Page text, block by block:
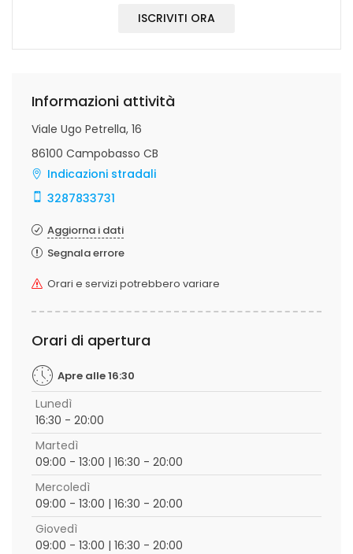
ISCRIVITI ORA
Informazioni attività
Viale Ugo Petrella, 16
86100 Campobasso CB
Indicazioni stradali
3287833731
Aggiorna i dati
Segnala errore
Orari e servizi potrebbero variare
Orari di apertura
Apre alle 16:30
Lunedì
16:30 - 20:00
Martedì
09:00 - 13:00 | 16:30 - 20:00
Mercoledì
09:00 - 13:00 | 16:30 - 20:00
Giovedì
09:00 - 13:00 | 16:30 - 20:00